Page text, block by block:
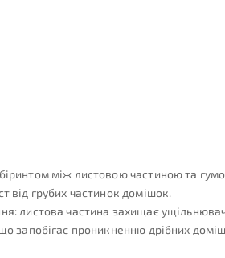
між листовою частиною та
від грубих частинок домішок.
листова частина захищає
запобігає проникненню дрібних